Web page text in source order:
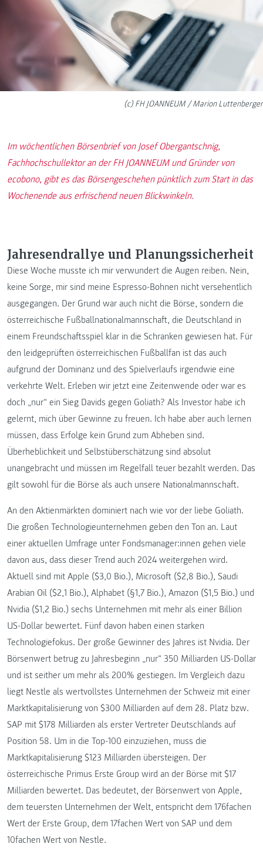
(c) FH JOANNEUM / Marion Luttenberger
Im wöchentlichen Börsenbrief von Josef Obergantschnig,
Fachhochschullektor an der FH JOANNEUM und Gründer von
ecobono, gibt es das Börsengeschehen pünktlich zum Start in das
Wochenende aus erfrischend neuen Blickwinkeln.
Jahresendrallye und Planungssicherheit
Diese Woche musste ich mir verwundert die Augen reiben. Nein,
keine Sorge, mir sind meine Espresso-Bohnen nicht versehentlich
ausgegangen. Der Grund war auch nicht die Börse, sondern die
österreichische Fußballnationalmannschaft, die Deutschland in
einem Freundschaftsspiel klar in die Schranken gewiesen hat. Für
den leidgeprüften österreichischen Fußballfan ist das auch
aufgrund der Dominanz und des Spielverlaufs irgendwie eine
verkehrte Welt. Erleben wir jetzt eine Zeitenwende oder war es
doch „nur“ ein Sieg Davids gegen Goliath? Als Investor habe ich
gelernt, mich über Gewinne zu freuen. Ich habe aber auch lernen
müssen, dass Erfolge kein Grund zum Abheben sind.
Überheblichkeit und Selbstüberschätzung sind absolut
unangebracht und müssen im Regelfall teuer bezahlt werden. Das
gilt sowohl für die Börse als auch unsere Nationalmannschaft.
An den Aktienmärkten dominiert nach wie vor der liebe Goliath.
Die großen Technologieunternehmen geben den Ton an. Laut
einer aktuellen Umfrage unter Fondsmanager:innen gehen viele
davon aus, dass dieser Trend auch 2024 weitergehen wird.
Aktuell sind mit Apple ($3,0 Bio.), Microsoft ($2,8 Bio.), Saudi
Arabian Oil ($2,1 Bio.), Alphabet (§1,7 Bio.), Amazon ($1,5 Bio.) und
Nvidia ($1,2 Bio.) sechs Unternehmen mit mehr als einer Billion
US-Dollar bewertet. Fünf davon haben einen starken
Technologiefokus. Der große Gewinner des Jahres ist Nvidia. Der
Börsenwert betrug zu Jahresbeginn „nur“ 350 Milliarden US-Dollar
und ist seither um mehr als 200% gestiegen. Im Vergleich dazu
liegt Nestle als wertvollstes Unternehmen der Schweiz mit einer
Marktkapitalisierung von $300 Milliarden auf dem 28. Platz bzw.
SAP mit $178 Milliarden als erster Vertreter Deutschlands auf
Position 58. Um in die Top-100 einzuziehen, muss die
Marktkapitalisierung $123 Milliarden übersteigen. Der
österreichische Primus Erste Group wird an der Börse mit $17
Milliarden bewertet. Das bedeutet, der Börsenwert von Apple,
dem teuersten Unternehmen der Welt, entspricht dem 176fachen
Wert der Erste Group, dem 17fachen Wert von SAP und dem
10fachen Wert von Nestle.